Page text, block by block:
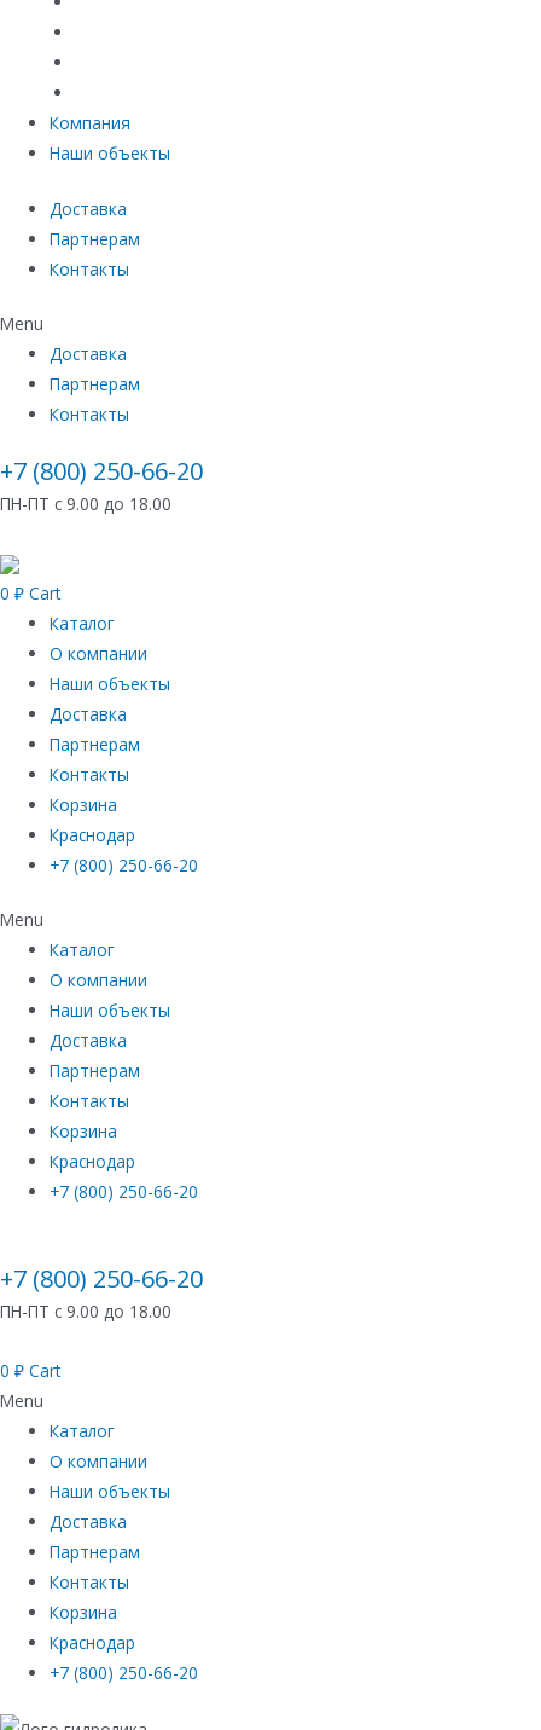
Компания
Наши объекты
Доставка
Партнерам
Контакты
Menu
Доставка
Партнерам
Контакты
+7 (800) 250-66-20
ПН-ПТ с 9.00 до 18.00
0 ₽ Cart
Каталог
О компании
Наши объекты
Доставка
Партнерам
Контакты
Корзина
Краснодар
+7 (800) 250-66-20
Menu
Каталог
О компании
Наши объекты
Доставка
Партнерам
Контакты
Корзина
Краснодар
+7 (800) 250-66-20
+7 (800) 250-66-20
ПН-ПТ с 9.00 до 18.00
0 ₽ Cart
Menu
Каталог
О компании
Наши объекты
Доставка
Партнерам
Контакты
Корзина
Краснодар
+7 (800) 250-66-20